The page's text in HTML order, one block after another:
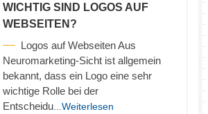
WICHTIG SIND LOGOS AUF
WEBSEITEN?
Logos auf Webseiten Aus
Neuromarketing-Sicht ist allgemein
bekannt, dass ein Logo eine sehr
wichtige Rolle bei der
Entscheidu ...Weiterlesen